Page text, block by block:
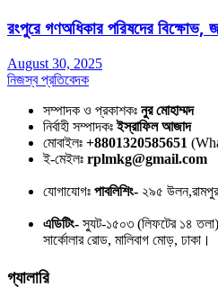
রংপুরে গণঅধিকার পরিষদের বিক্ষোভ,
August 30, 2025
নিজস্ব প্রতিবেদক
সম্পাদক ও প্রকাশকঃ নুর মোহাম্মদ
নির্বাহী সম্পাদকঃইস্রাফিল আজাদ
মোবাইলঃ +8801320585651
ই-মেইলঃ rplmkg@gmail.com
যোগাযোগঃ পাবলিশিং- ২৯৫
এডিটিং- স্যুট-১৫০৩ (লিফটের ১৪ তলা),
সার্কোলার রোড, মালিবাগ মোড়, ঢাকা।
গ্যালারি